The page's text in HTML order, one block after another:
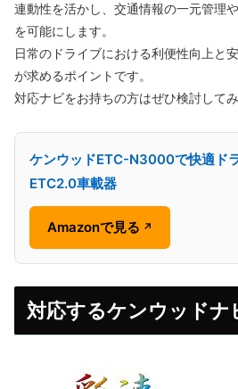
連動性を活かし、交通情報の一元管理
を可能にします。
日常のドライブにおける利便性向上と
が求めるポイントです。
対応ナビをお持ちの方はぜひ検討して
ケンウッドETC-N3000で快適ド
ETC2.0車載器
Amazonで見る ↗
対応するケンウッドナ